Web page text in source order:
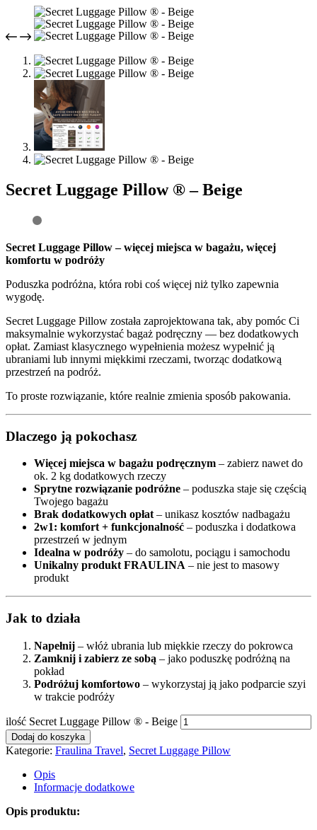
Secret Luggage Pillow ® – Beige
Secret Luggage Pillow – więcej miejsca w bagażu, więcej
komfortu w podróży
Poduszka podróżna, która robi coś więcej niż tylko zapewnia
wygodę.
Secret Luggage Pillow została zaprojektowana tak, aby pomóc Ci
maksymalnie wykorzystać bagaż podręczny — bez dodatkowych
opłat. Zamiast klasycznego wypełnienia możesz wypełnić ją
ubraniami lub innymi miękkimi rzeczami, tworząc dodatkową
przestrzeń na podróż.
To proste rozwiązanie, które realnie zmienia sposób pakowania.
Dlaczego ją pokochasz
Więcej miejsca w bagażu podręcznym – zabierz nawet do
ok. 2 kg dodatkowych rzeczy
Sprytne rozwiązanie podróżne – poduszka staje się częścią
Twojego bagażu
Brak dodatkowych opłat– unikasz kosztów nadbagażu
2w1: komfort + funkcjonalność – poduszka i dodatkowa
przestrzeń w jednym
Idealna w podróży – do samolotu, pociągu i samochodu
Unikalny produkt FRAULINA – nie jest to masowy
produkt
Jak to działa
Napełnij – włóż ubrania lub miękkie rzeczy do pokrowca
Zamknij i zabierz ze sobą – jako poduszkę podróżną na
pokład
Podróżuj komfortowo – wykorzystaj ją jako podparcie szyi
w trakcie podróży
ilość Secret Luggage Pillow ® - Beige
Dodaj do koszyka
Kategorie: Fraulina Travel, Secret Luggage Pillow
Opis
Informacje dodatkowe
Opis produktu: